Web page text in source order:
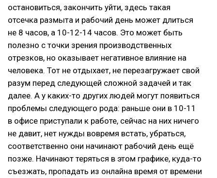
остановиться, закончить уйти, здесь такая
отсечка размыта и рабочий день может длиться
не 8 часов, а 10-12-14 часов. Это может быть
полезно с точки зрения производственных
отрезков, но оказывает негативное влияние на
человека. Тот не отдыхает, не перезагружает свой
разум перед следующей сложной задачей и так
далее. А у каких-то других людей могут появиться
проблемы следующего рода: раньше они в 10-11
в офисе приступали к работе, сейчас на них ничего
не давит, нет нужды вовремя встать, убраться,
соответственно они начинают рабочий день ещё
позже. Начинают теряться в этом графике, куда-то
съезжать, пропадать из онлайна время от времени